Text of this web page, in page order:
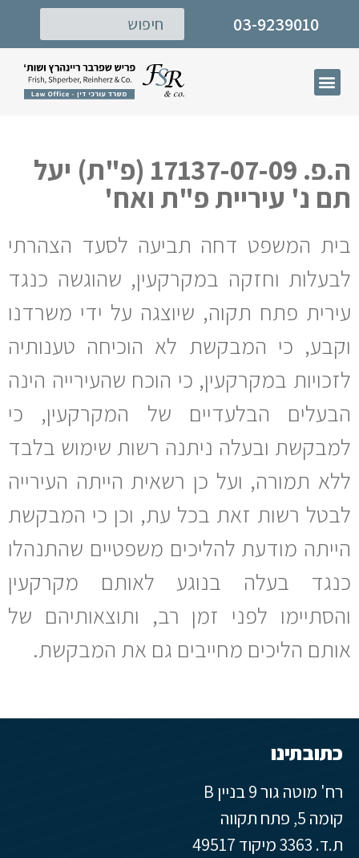
03-9239010
ה.פ. 17137-07-09 (פ"ת) יעל
תם נ' עיריית פ"ת ואח'
בית המשפט דחה תביעה לסעד הצהרתי
לבעלות וחזקה במקרקעין, שהוגשה כנגד
עירית פתח תקוה, שיוצגה על ידי משרדנו
וקבע, כי המבקשת לא הוכיחה טענותיה
לזכויות במקרקעין, כי הוכח שהעירייה הינה
הבעלים הבלעדיים של המקרקעין, כי
למבקשת ובעלה ניתנה רשות שימוש בלבד
ללא תמורה, ועל כן רשאית הייתה העירייה
לבטל רשות זאת בכל עת, וכן כי המבקשת
הייתה מודעת להליכים משפטיים שהתנהלו
כנגד בעלה בנוגע לאותם מקרקעין
והסתיימו לפני זמן רב, ותוצאותיהם של
אותם הליכים מחייבים גם את המבקשת.
כתובתינו
רח' מוטה גור 9 בניין B
קומה 5, פתח תקווה
ת.ד. 3363 מיקוד 49517